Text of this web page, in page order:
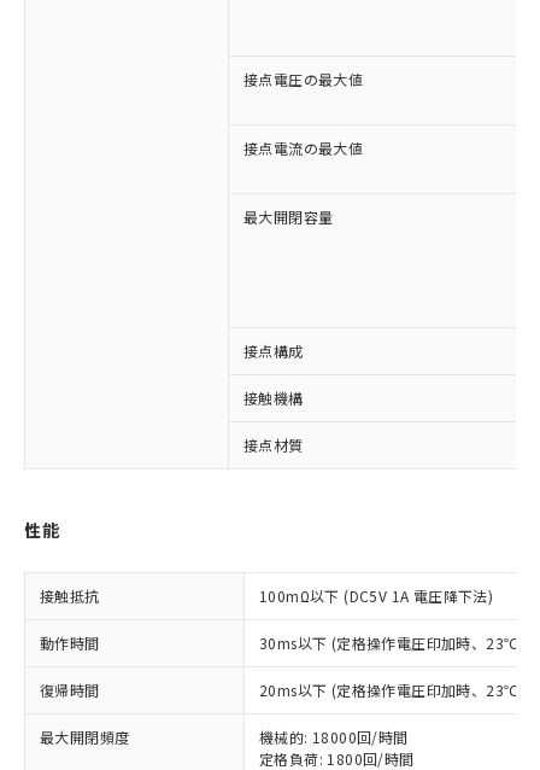
接点電圧の最大値
接点電流の最大値
最大開閉容量
接点構成
接触機構
接点材質
性能
接触抵抗 100mΩ以下 (DC5V 1A 電圧降下法)
動作時間 30ms以下 (定格操作電圧印加時、23℃、
復帰時間 20ms以下 (定格操作電圧印加時、23℃、
最大開閉頻度
機械的: 18000回/時間
定格負荷: 1800回/時間
以下の条件をお読みいただき、同意のうえ
本サービスは、当社制御機器事業取扱
商品の当社在庫状況および標準価格
(税抜)を提供させていただくもので
非含有に対応した製品が提供可能な商品で
対応予定なし：EU RoHS指令（10物質）の
非含有に非対応の商品で、対応品を出す予
定はありません。
調査・確認中：EU RoHS指令（10物質）の
非含有の対応状況を調査中または確認中の
非該当品：ライセンス料など無形物で、有
害物質有無と関係のない商品です。
※1 中国RoHS○×表
「○」：最大均質材料含有率が中国RoHSの
基準値以下であることを示します。